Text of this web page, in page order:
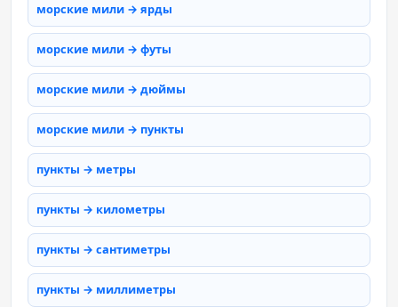
морские мили → ярды
морские мили → футы
морские мили → дюймы
морские мили → пункты
пункты → метры
пункты → километры
пункты → сантиметры
пункты → миллиметры